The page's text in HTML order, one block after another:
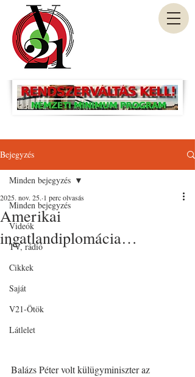
Bejegyzés
Minden bejegyzés
Videók
TV, rádió
Cikkek
Saját
V21-Ötök
Látlelet
Minden bejegyzés
Amerikai
ingatlandiplomácia…
2025. nov. 25. 1 perc olvasás
Balázs Péter volt külügyminiszter az